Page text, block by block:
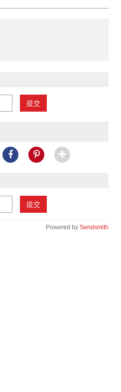
提交
提交
Powered by Sendsmith